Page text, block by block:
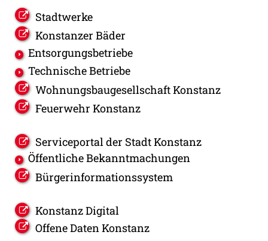
Stadtwerke
Konstanzer Bäder
Entsorgungsbetriebe
Technische Betriebe
Wohnungsbaugesellschaft Konstanz
Feuerwehr Konstanz
Serviceportal der Stadt Konstanz
Öffentliche Bekanntmachungen
Bürgerinformationssystem
Konstanz Digital
Offene Daten Konstanz